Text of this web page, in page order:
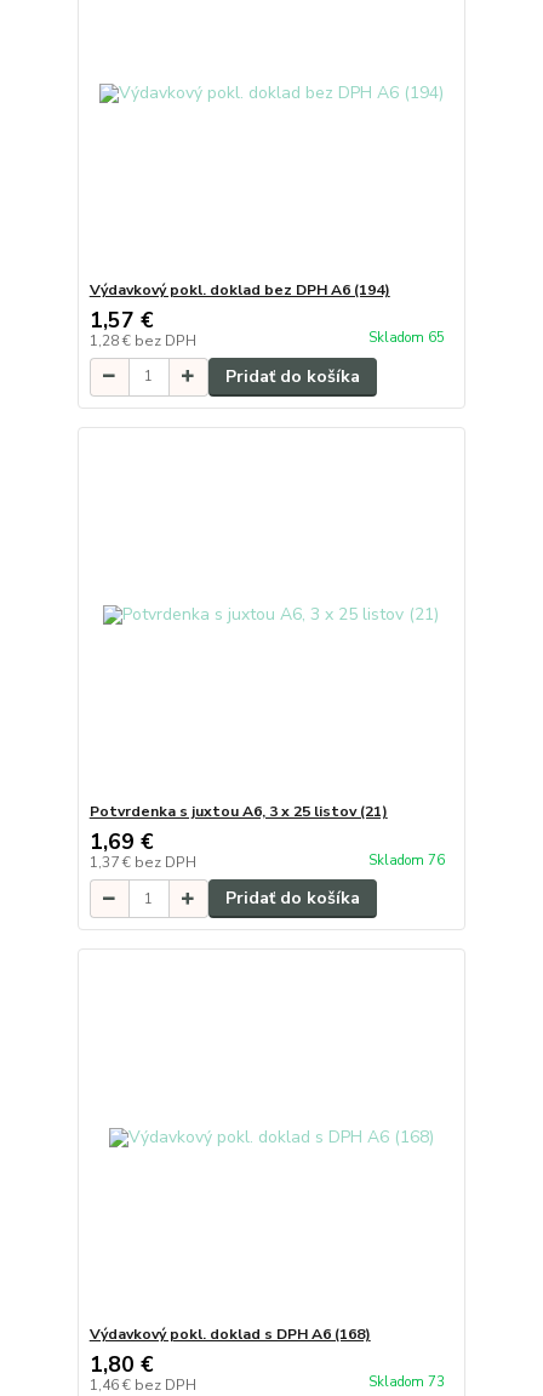
Výdavkový pokl. doklad bez DPH A6 (194)
1,57 €
1,28 € bez DPH Skladom 65
Pridať do košíka
Potvrdenka s juxtou A6, 3 x 25 listov (21)
1,69 €
1,37 € bez DPH Skladom 76
Pridať do košíka
Výdavkový pokl. doklad s DPH A6 (168)
1,80 €
1,46 € bez DPH Skladom 73